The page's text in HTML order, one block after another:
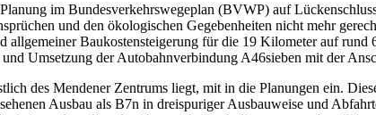
im Bundesverkehrswegeplan (BVWP) auf
und den ökologischen Gegebenheiten nicht mehr
Baukostensteigerung für die 19 Kilometer auf
Umsetzung der Autobahnverbindung A46sieben mit der
des Mendener Zentrums liegt, mit in die Planungen ein.
Ausbau als B7n in dreispuriger Ausbauweise und